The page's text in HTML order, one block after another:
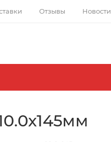
Отзывы Новости